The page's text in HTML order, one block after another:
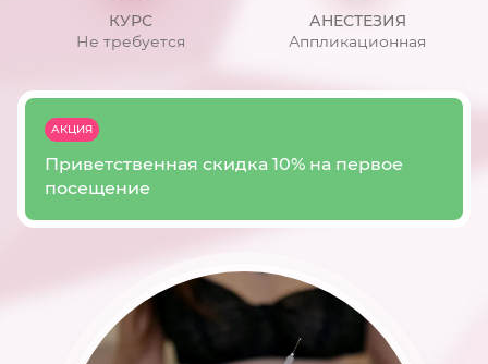
КУРС
Не требуется
АНЕСТЕЗИЯ
Аппликационная
АКЦИЯ
Приветственная скидка 10% на первое
посещение